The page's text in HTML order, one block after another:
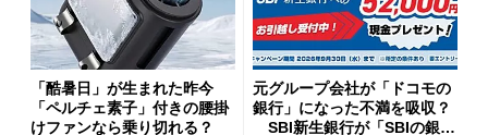
「酷暑日」が生まれた昨今
「ペルチェ素子」付きの腰掛
けファンなら乗り切れる？
元グループ会社が「ドコモの
銀行」になった不満を吸収？
SBI新生銀行が「SBIの銀